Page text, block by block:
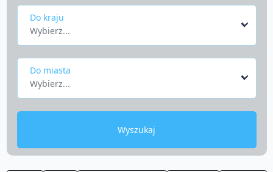
Do kraju
Wybierz...
Do miasta
Wybierz...
Wyszukaj